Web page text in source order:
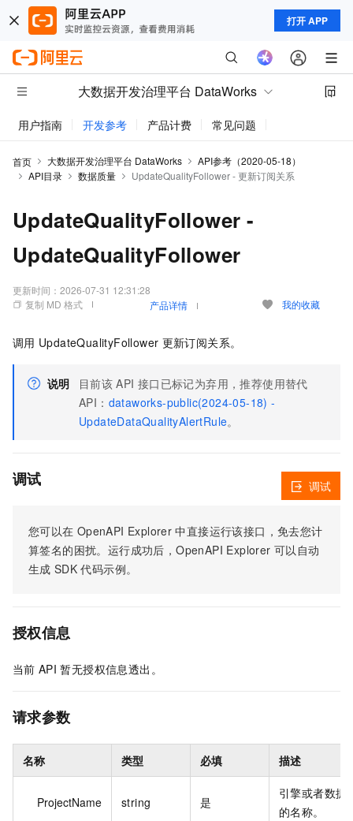
打开 APP
大数据开发治理平台 DataWorks
用户指南 开发参考 产品计费 常见问题
首页 大数据开发治理平台 DataWorks
API参考（2020-05-18）
API目录
数据质量 UpdateQualityFollower - 更新订阅关系
UpdateQualityFollower -
UpdateQualityFollower
更新时间： 2026-07-31 12:31:28
复制 MD 格式
产品详情 我的收藏
调用 UpdateQualityFollower 更新订阅关系。
说明 目前该 API 接口已标记为弃用，推荐使用替代
API： dataworks-public(2024-05-18) -
UpdateDataQualityAlertRule。
调试
您可以在 OpenAPI Explorer 中直接运行该接口，免去您计
算签名的困扰。运行成功后，OpenAPI Explorer 可以自动
生成 SDK 代码示例。
调试
授权信息
当前 API 暂无授权信息透出。
请求参数
名称 类型 必填 描述
ProjectName string 是
引擎或者数据
的名称。